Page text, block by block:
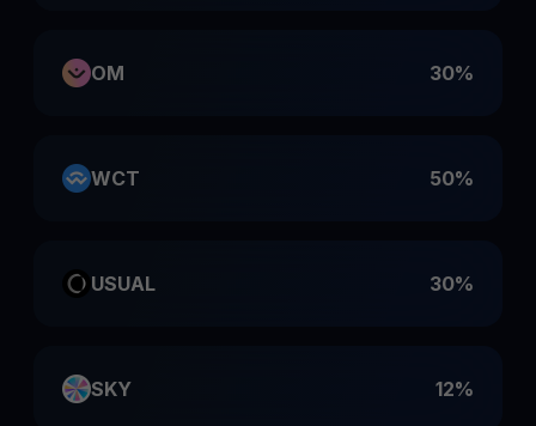
OM 30%
WCT 50%
USUAL 30%
SKY 12%